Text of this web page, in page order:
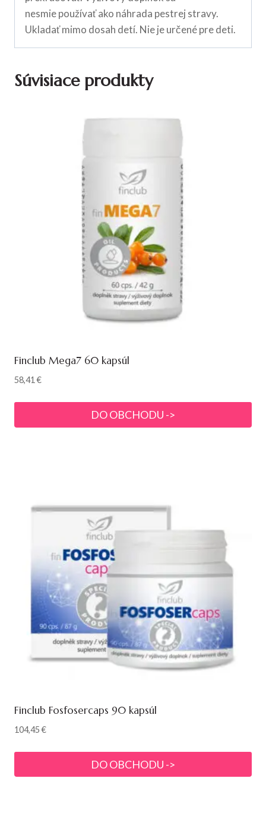
nesmie používať ako náhrada pestrej stravy.
Ukladať mimo dosah detí. Nie je určené pre deti.
Súvisiace produkty
Finclub Mega7 60 kapsúl
58,41€
DO OBCHODU ->
Finclub Fosfosercaps 90 kapsúl
104,45€
DO OBCHODU ->